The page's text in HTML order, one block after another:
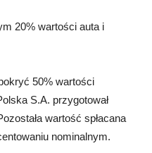
20% wartości auta i
50% wartości
S.A. przygotował
wartość spłacana
nominalnym.